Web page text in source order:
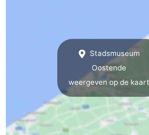
Reisboekenwinkel
adressen
West-
Stadsmuseum
Oostende
weergeven op de kaart